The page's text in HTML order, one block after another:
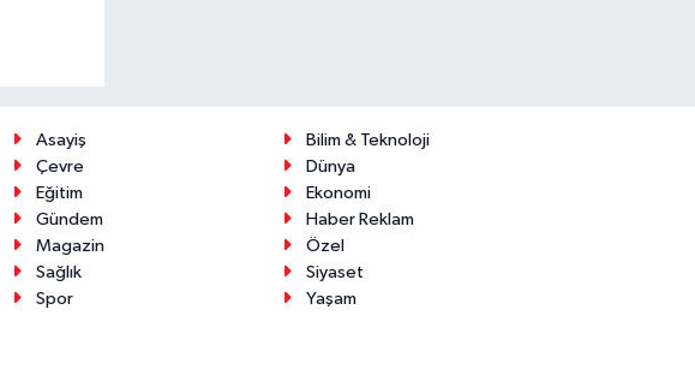
Asayiş
Bilim & Teknoloji
Çevre
Dünya
Eğitim
Ekonomi
Gündem
Haber Reklam
Magazin
Özel
Sağlık
Siyaset
Spor
Yaşam